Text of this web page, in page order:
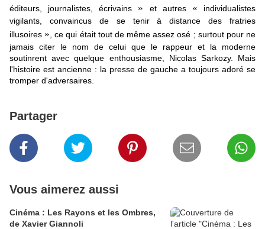
éditeurs, journalistes, écrivains » et autres «
individualistes
vigilants, convaincus de se tenir à distance des fratries
illusoires » , ce qui était tout de même assez osé ; surtout pour ne
jamais citer le nom de celui que le rappeur et la moderne
soutinrent avec quelque enthousiasme, Nicolas Sarkozy. Mais
l'histoire est ancienne : la presse de gauche a toujours adoré se
tromper d'adversaires.
Partager
Vous aimerez aussi
Cinéma : Les Rayons et les Ombres,
de Xavier Giannoli